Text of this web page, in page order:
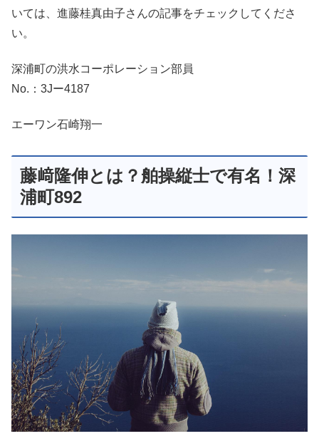
いては、進藤桂真由子さんの記事をチェックしてくださ
い。
深浦町の洪水コーポレーション部員
No.：3Jー4187
エーワン石崎翔一
藤﨑隆伸とは？舶操縦士で有名！深
浦町892